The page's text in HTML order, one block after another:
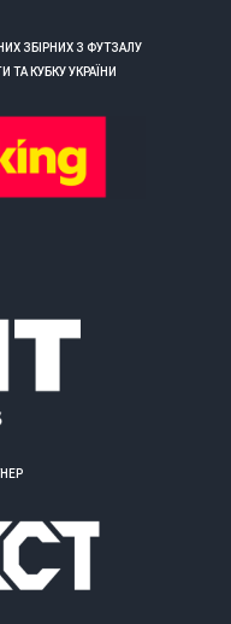
ЗБІРНИХ З ФУТЗАЛУ
ТА КУБКУ УКРАЇНИ